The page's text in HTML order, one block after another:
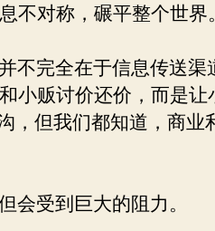
不对称，碾平整个世界。
不完全在于信息传送渠
小贩讨价还价，而是让
，但我们都知道，商业
受到巨大的阻力。